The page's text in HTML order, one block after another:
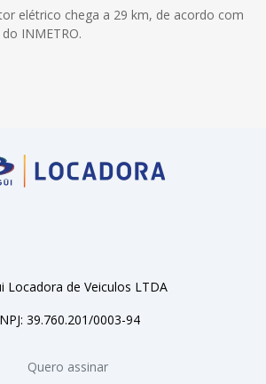
elétrico chega a 29 km, de acordo com
INMETRO.
Locadora de Veiculos LTDA
39.760.201/0003-94
Quero assinar